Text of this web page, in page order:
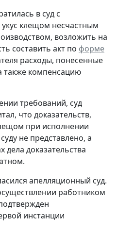
в суд с
клещом несчастным
возложить на
составить акт по форме
расходы, понесенные
также компенсацию
требований, суд
что доказательств,
при исполнении
не представлено, а
доказательства
апелляционный суд.
работником
инстанции